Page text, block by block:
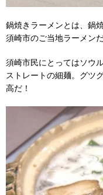
鍋焼きラーメンとは、鍋
須崎市のご当地ラーメンだ
須崎市民にとってはソウ
ストレートの細麺。グツ
高だ！